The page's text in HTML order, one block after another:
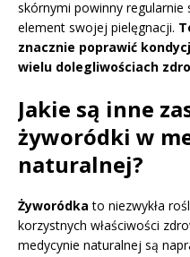
skórnymi powinny
element swojej pielęgnacji.
znacznie poprawić
wielu dolegliwościach
Jakie są inne
żyworódki w
naturalnej?
Żyworódka to niezwykła
korzystnych właściwości
medycynie naturalnej są